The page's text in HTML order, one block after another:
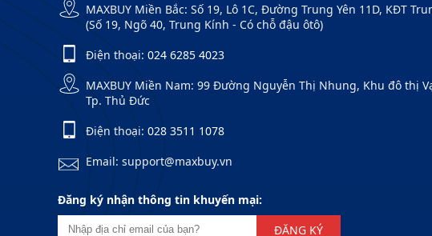
MAXBUY Miền Bắc: Số 19, Lô 1C, Đường Trung Yên 11D, KĐT
(Số 19, Ngõ 40, Trung Kính - Có chỗ đậu ôtô)
Điện thoại: 024 6285 4023
MAXBUY Miền Nam: 99 Đường Nguyễn Thị Nhung, Khu đô thị
Tp. Thủ Đức
Điện thoại: 028 3511 1078
Email: support@maxbuy.vn
Đăng ký nhận thông tin khuyến mại:
ĐĂNG KÝ